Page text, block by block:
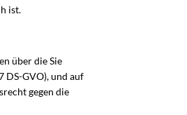
ist.
über die Sie
DS-GVO), und auf
gegen die